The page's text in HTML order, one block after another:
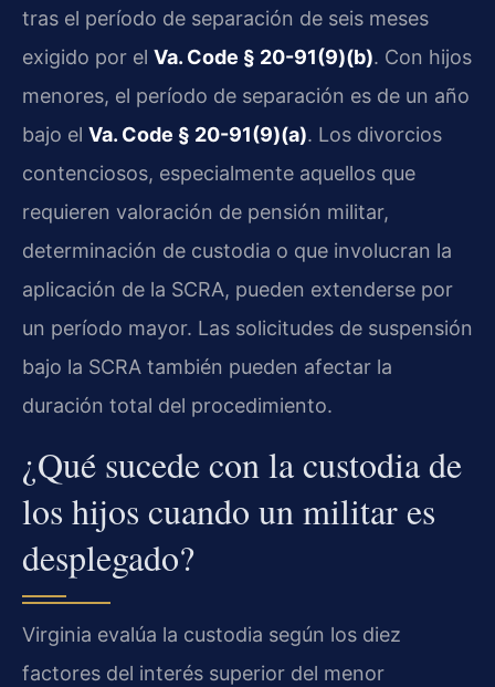
tras el período de separación de seis meses
exigido por el Va. Code § 20-91(9)(b). Con hijos
menores, el período de separación es de un año
bajo el Va. Code § 20-91(9)(a). Los divorcios
contenciosos, especialmente aquellos que
requieren valoración de pensión militar,
determinación de custodia o que involucran la
aplicación de la SCRA, pueden extenderse por
un período mayor. Las solicitudes de suspensión
bajo la SCRA también pueden afectar la
duración total del procedimiento.
¿Qué sucede con la custodia de
los hijos cuando un militar es
desplegado?
Virginia evalúa la custodia según los diez
factores del interés superior del menor